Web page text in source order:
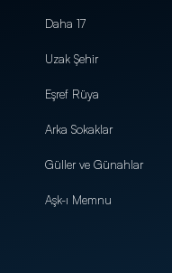
Daha 17
Uzak Şehir
Eşref Rüya
Arka Sokaklar
Güller ve Günahlar
Aşk-ı Memnu